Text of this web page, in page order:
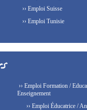
›› Emploi Suisse
›› Emploi Tunisie
›› Emploi Formation /
Enseignement
›› Emploi Éducatrice /